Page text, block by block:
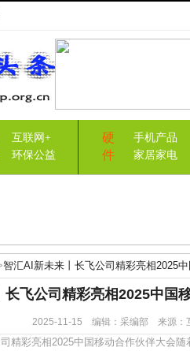
互联网+
环保公益
硬
件
手机产品
家居家电
智汇AI新未来丨长飞公司精彩亮相2025
飞公司精彩亮相2025中国
2025-11-15 编辑：采编部 来源
彩亮相2025中国移动合作伙伴大会随